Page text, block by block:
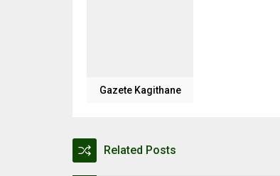
Gazete Kagithane
Related Posts